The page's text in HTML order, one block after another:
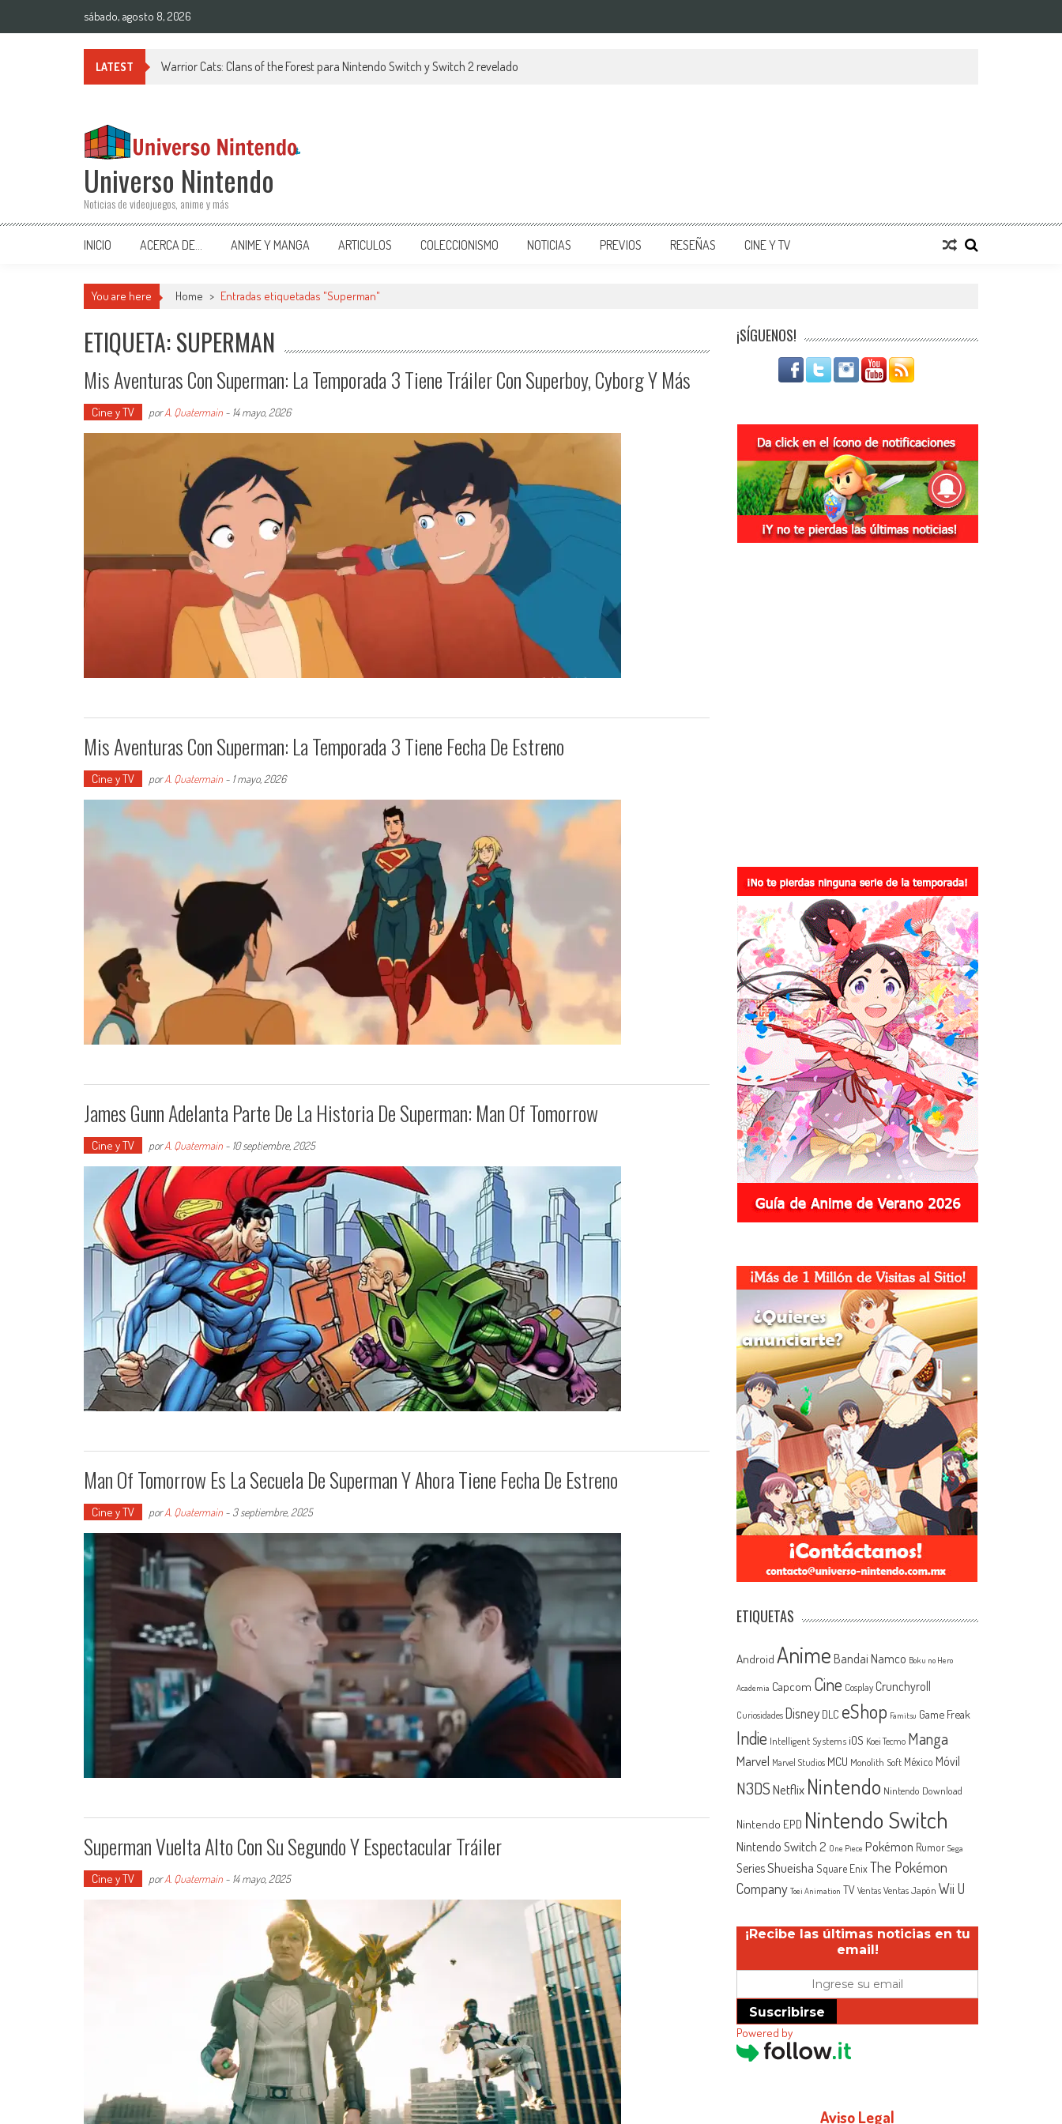
sábado, agosto 8, 2026
LATEST Warrior Cats: Clans of the Forest para Nintendo Switch y Switch 2 revelado
Universo Nintendo
Noticias de videojuegos, anime y más
INICIO ACERCA DE… ANIME Y MANGA ARTICULOS COLECCIONISMO NOTICIAS PREVIOS RESEÑAS CINE Y TV
You are here Home > Entradas etiquetadas "Superman"
ETIQUETA: SUPERMAN
Mis Aventuras Con Superman: La Temporada 3 Tiene Tráiler Con Superboy, Cyborg Y Más
Cine y TV porA. Quatermain - 14 mayo, 2026
Mis Aventuras Con Superman: La Temporada 3 Tiene Fecha De Estreno
Cine y TV porA. Quatermain - 1 mayo, 2026
James Gunn Adelanta Parte De La Historia De Superman: Man Of Tomorrow
Cine y TV porA. Quatermain - 10 septiembre, 2025
Man Of Tomorrow Es La Secuela De Superman Y Ahora Tiene Fecha De Estreno
Cine y TV porA. Quatermain - 3 septiembre, 2025
Superman Vuelta Alto Con Su Segundo Y Espectacular Tráiler
Cine y TV porA. Quatermain - 14 mayo, 2025
¡SÍGUENOS!
ETIQUETAS
Android Anime Bandai Namco Boku no Hero
Academia Capcom Cine Cosplay Crunchyroll
Curiosidades Disney DLC eShop Famitsu Game Freak
Indie Intelligent Systems iOS Koei Tecmo Manga
Marvel Marvel Studios MCU Monolith Soft México Móvil
N3DSNetflix Nintendo Nintendo Download
Nintendo EPD Nintendo Switch
Nintendo Switch 2 One Piece Pokémon Rumor Sega
SeriesShueisha Square EnixThe Pokémon
Company Toei Animation TV Ventas Ventas Japón Wii U
¡Recibe las últimas noticias en tu
email!
Suscribirse
Powered by
Aviso Legal